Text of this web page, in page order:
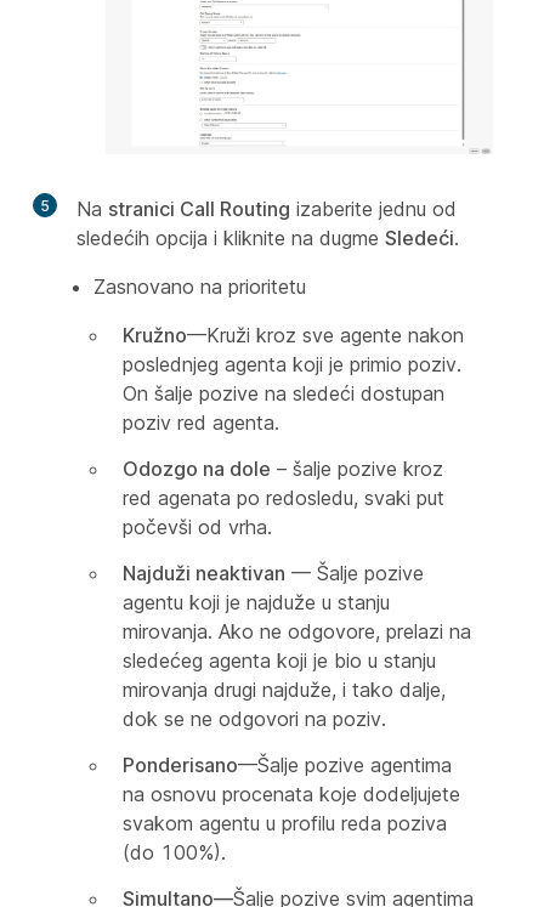
5 Na stranici Call Routing izaberite jednu od
sledećih opcija i kliknite na dugme Sledeći.
Zasnovano na prioritetu
Kružno—Kruži kroz sve agente nakon
poslednjeg agenta koji je primio poziv.
On šalje pozive na sledeći dostupan
poziv red agenta.
Odozgo na dole – šalje pozive kroz
red agenata po redosledu, svaki put
počevši od vrha.
Najduži neaktivan — Šalje pozive
agentu koji je najduže u stanju
mirovanja. Ako ne odgovore, prelazi na
sledećeg agenta koji je bio u stanju
mirovanja drugi najduže, i tako dalje,
dok se ne odgovori na poziv.
Ponderisano—Šalje pozive agentima
na osnovu procenata koje dodeljujete
svakom agentu u profilu reda poziva
(do 100%).
Simultano—Šalje pozive svim agentima